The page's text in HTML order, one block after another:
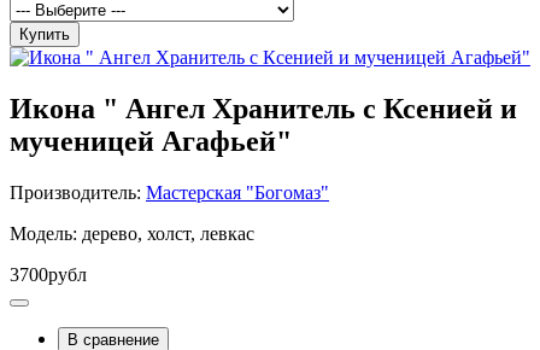
Купить
Икона " Ангел Хранитель с Ксенией и
мученицей Агафьей"
Производитель: Мастерская "Богомаз"
Модель: дерево, холст, левкас
3700рубл
В сравнение